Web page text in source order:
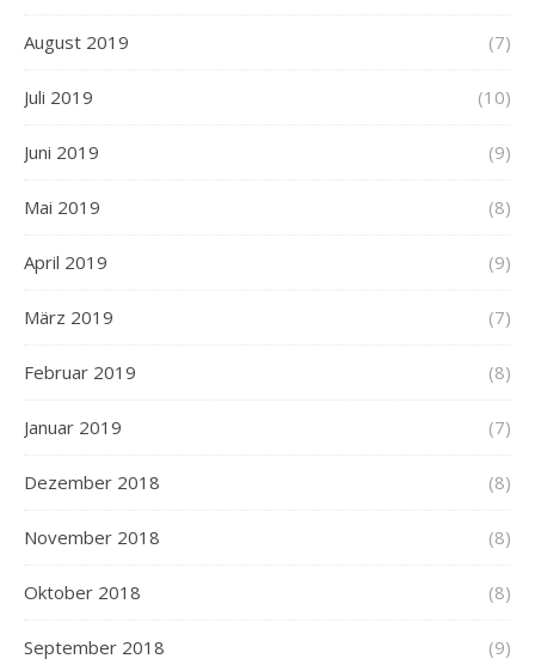
August 2019 (7)
Juli 2019 (10)
Juni 2019 (9)
Mai 2019 (8)
April 2019 (9)
März 2019 (7)
Februar 2019 (8)
Januar 2019 (7)
Dezember 2018 (8)
November 2018 (8)
Oktober 2018 (8)
September 2018 (9)